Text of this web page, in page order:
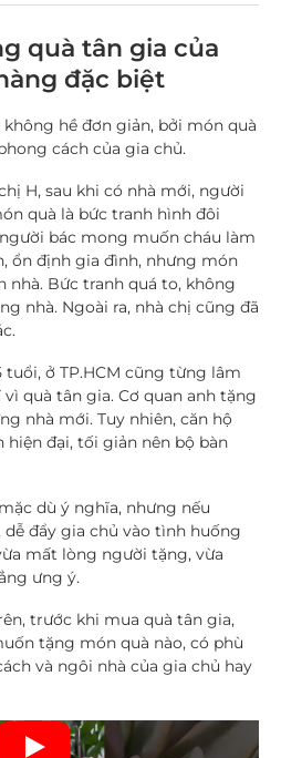
quà tân gia của
đặc biệt
hề đơn giản, bởi món quà
cách của gia chủ.
H, sau khi có nhà mới, người
quà là bức tranh hình đôi
bác mong muốn cháu làm
ổn định gia đình, nhưng món
nhà. Bức tranh quá to, không
nhà. Ngoài ra, nhà chị cũng đã
tuổi, ở TP.HCM cũng từng lâm
quà tân gia. Cơ quan anh tặng
nhà mới. Tuy nhiên, căn hộ
hiện đại, tối giản nên bộ bàn
dù ý nghĩa, nhưng nếu
đẩy gia chủ vào tình huống
mất lòng người tặng, vừa
ưng ý.
trước khi mua quà tân gia,
tặng món quà nào, có phù
và ngôi nhà của gia chủ hay